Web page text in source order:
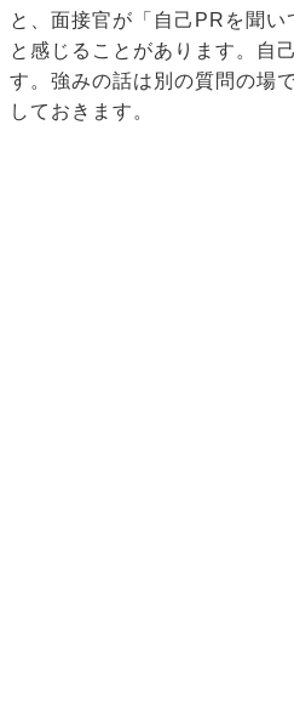
と、面接官が「自己PRを聞い
と感じることがあります。自
す。強みの話は別の質問の場
しておきます。